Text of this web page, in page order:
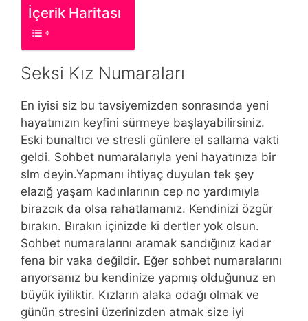
İçerik Haritası
Seksi Kız Numaraları
En iyisi siz bu tavsiyemizden sonrasında yeni
hayatınızın keyfini sürmeye başlayabilirsiniz.
Eski bunaltıcı ve stresli günlere el sallama vakti
geldi. Sohbet numaralarıyla yeni hayatınıza bir
slm deyin.Yapmanı ihtiyaç duyulan tek şey
elazığ yaşam kadınlarının cep no yardımıyla
birazcık da olsa rahatlamanız. Kendinizi özgür
bırakın. Bırakın içinizde ki dertler yok olsun.
Sohbet numaralarını aramak sandığınız kadar
fena bir vaka değildir. Eğer sohbet numaralarını
arıyorsanız bu kendinize yapmış olduğunuz en
büyük iyiliktir. Kızların alaka odağı olmak ve
günün stresini üzerinizden atmak size iyi